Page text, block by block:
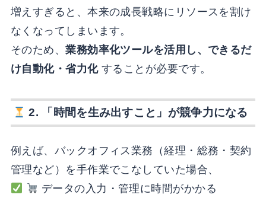
増えすぎると、本来の成長戦略にリソースを割け
なくなってしまいます。
そのため、業務効率化ツールを活用し、できるだ
け自動化・省力化することが必要です。
2. 「時間を生み出すこと」が競争力になる
例えば、バックオフィス業務（経理・総務・契約
管理など）を手作業でこなしていた場合、
データの入力・管理に時間がかかる